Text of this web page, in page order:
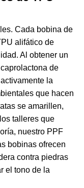
Cada bobina de
alifático de
Al obtener un
de
la
que hacen
se amarillen,
talleres que
nuestro PPF
bobinas ofrecen
contra piedras
el tono de la